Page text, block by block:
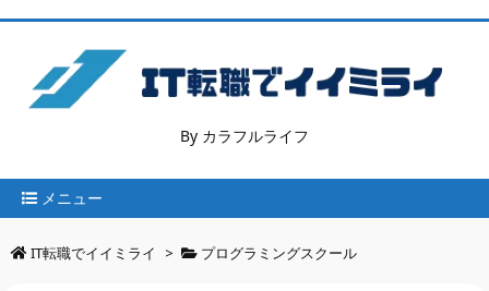
By カラフルライフ
メニュー
IT転職でイイミライ > プログラミングスクール